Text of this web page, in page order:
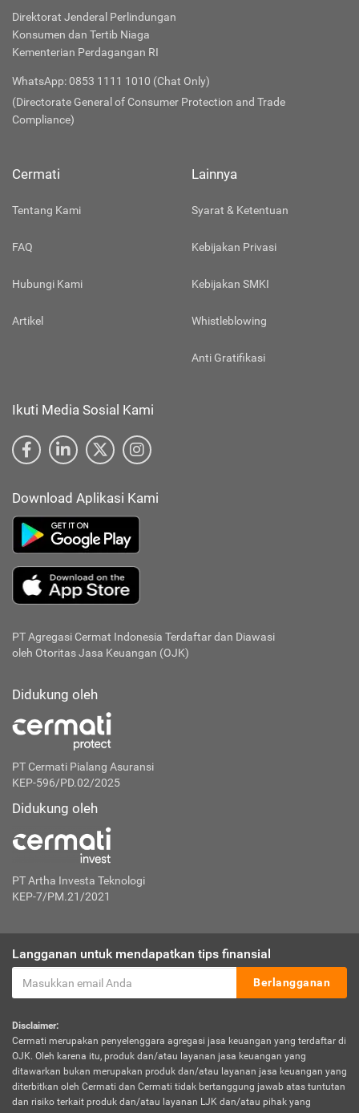
Direktorat Jenderal Perlindungan
Konsumen dan Tertib Niaga
Kementerian Perdagangan RI
WhatsApp: 0853 1111 1010 (Chat Only)
(Directorate General of Consumer Protection and Trade
Compliance)
Cermati
Tentang Kami
FAQ
Hubungi Kami
Artikel
Lainnya
Syarat & Ketentuan
Kebijakan Privasi
Kebijakan SMKI
Whistleblowing
Anti Gratifikasi
Ikuti Media Sosial Kami
Download Aplikasi Kami
PT Agregasi Cermat Indonesia Terdaftar dan Diawasi
oleh Otoritas Jasa Keuangan (OJK)
Didukung oleh
PT Cermati Pialang Asuransi
KEP-596/PD.02/2025
Didukung oleh
PT Artha Investa Teknologi
KEP-7/PM.21/2021
Langganan untuk mendapatkan tips finansial
Berlangganan
Disclaimer:
Cermati merupakan penyelenggara agregasi jasa keuangan yang terdaftar di
OJK. Oleh karena itu, produk dan/atau layanan jasa keuangan yang
ditawarkan bukan merupakan produk dan/atau layanan jasa keuangan yang
diterbitkan oleh Cermati dan Cermati tidak bertanggung jawab atas tuntutan
dan risiko terkait produk dan/atau layanan LJK dan/atau pihak yang